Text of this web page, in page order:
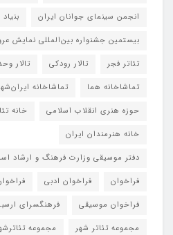
انجمن سینمای جوانان ایران
بیستمین جشنواره بین‌المللی نمایش
تئاتر فجر
تالار رودکی تالار
تماشاخانه هما
تماشاخانه‌
حوزه هنری انقلاب اسلامی
خانه
خانه هنرمندان ایران
دفتر موسیقی وزارت فرهنگ و ارشاد
فراخوان
فراخوان ادبی
فراخوان موسیقی
فرهنگسرای
مجموعه تئاتر شهر
مجموعه